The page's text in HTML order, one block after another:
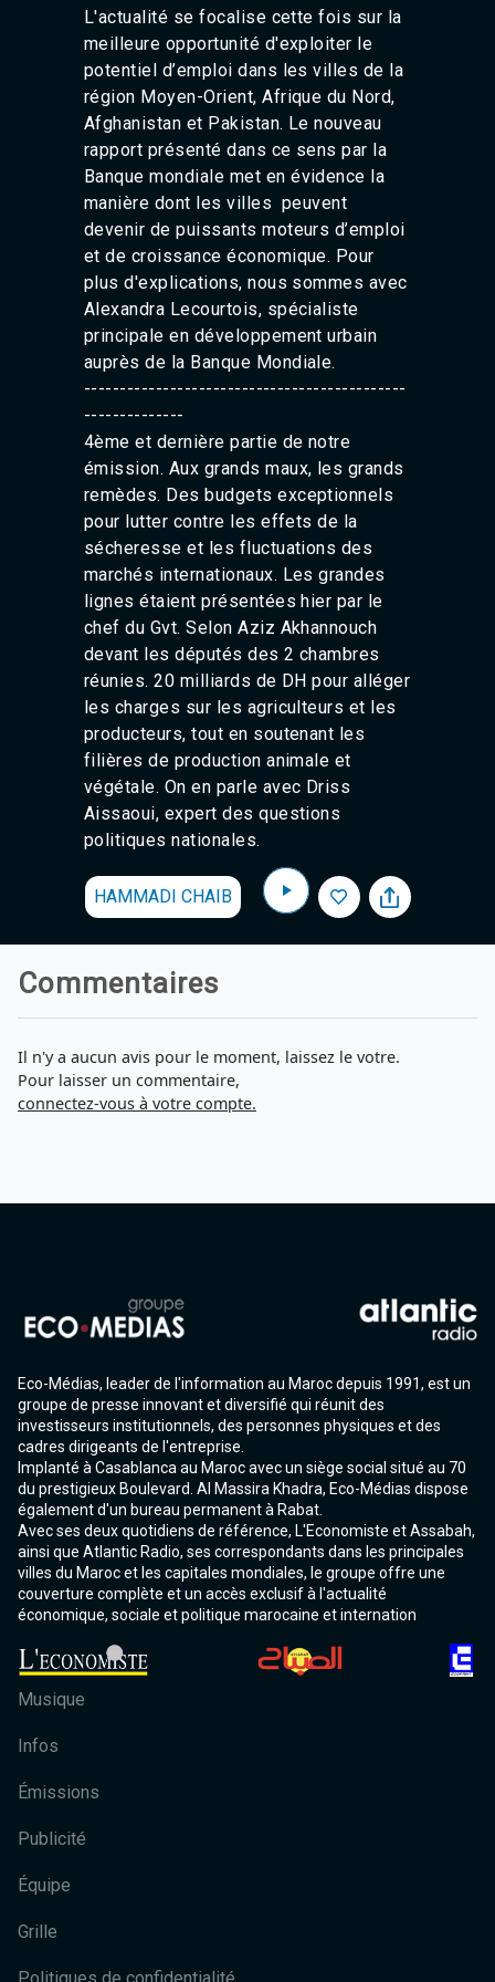
L'actualité se focalise cette fois sur la
meilleure opportunité d'exploiter le
potentiel d’emploi dans les villes de la
région Moyen-Orient, Afrique du Nord,
Afghanistan et Pakistan. Le nouveau
rapport présenté dans ce sens par la
Banque mondiale met en évidence la
manière dont les villes peuvent
devenir de puissants moteurs d’emploi
et de croissance économique. Pour
plus d'explications, nous sommes avec
Alexandra Lecourtois, spécialiste
principale en développement urbain
auprès de la Banque Mondiale.
---------------------------------------------
--------------
4ème et dernière partie de notre
émission. Aux grands maux, les grands
remèdes. Des budgets exceptionnels
pour lutter contre les effets de la
sécheresse et les fluctuations des
marchés internationaux. Les grandes
lignes étaient présentées hier par le
chef du Gvt. Selon Aziz Akhannouch
devant les députés des 2 chambres
réunies. 20 milliards de DH pour alléger
les charges sur les agriculteurs et les
producteurs, tout en soutenant les
filières de production animale et
végétale. On en parle avec Driss
Aissaoui, expert des questions
politiques nationales.
HAMMADI CHAIB
Commentaires
Il n'y a aucun avis pour le moment, laissez le votre.
Pour laisser un commentaire,
connectez-vous à votre compte.
Eco-Médias, leader de l'information au Maroc depuis 1991, est un
groupe de presse innovant et diversifié qui réunit des
investisseurs institutionnels, des personnes physiques et des
cadres dirigeants de l'entreprise.
Implanté à Casablanca au Maroc avec un siège social situé au 70
du prestigieux Boulevard. Al Massira Khadra, Eco-Médias dispose
également d'un bureau permanent à Rabat.
Avec ses deux quotidiens de référence, L'Economiste et Assabah,
ainsi que Atlantic Radio, ses correspondants dans les principales
villes du Maroc et les capitales mondiales, le groupe offre une
couverture complète et un accès exclusif à l'actualité
économique, sociale et politique marocaine et internation
Musique
Infos
Émissions
Publicité
Équipe
Grille